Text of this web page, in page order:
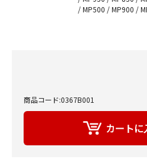
/ MP500 / MP900 /
商品コード:0367B001